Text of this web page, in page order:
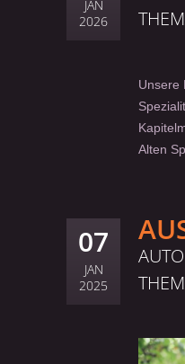
JAN
2026
Unsere
Alten
07
JAN
2025